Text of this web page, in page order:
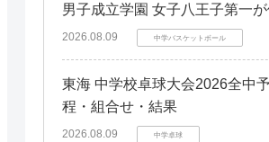
男子成立学園 女子八王子第一
2026.08.09 中学バスケットボール
東海 中学校卓球大会2026全中
程・組合せ・結果
2026.08.09 中学卓球